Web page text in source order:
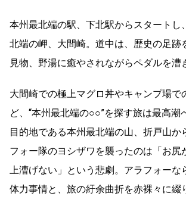
本州最北端の駅、下北駅からスタートし
北端の岬、大間崎。道中は、歴史の足跡
見物、野湯に癒やされながらペダルを漕
大間崎での極上マグロ丼やキャンプ場で
ど、“本州最北端の○○”を探す旅は最高潮
目的地である本州最北端の山、折戸山か
フォー隊のヨシザワを襲ったのは「お尻
上漕げない」という悲劇。アラフォーな
体力事情と、旅の紆余曲折を赤裸々に綴